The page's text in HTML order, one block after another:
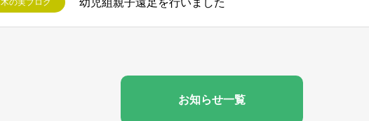
木の実ブログ
お知らせ一覧